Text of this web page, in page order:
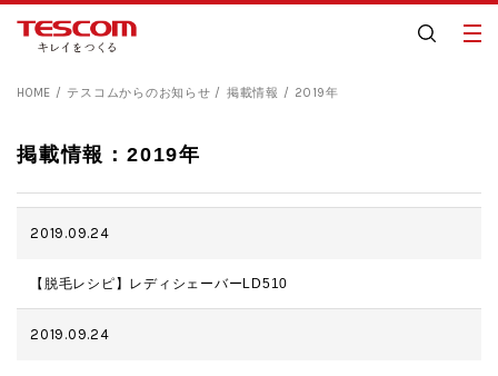
HOME テスコムからのお知らせ 掲載情報 2019年
掲載情報：2019年
2019.09.24
【脱毛レシピ】レディシェーバーLD510
2019.09.24